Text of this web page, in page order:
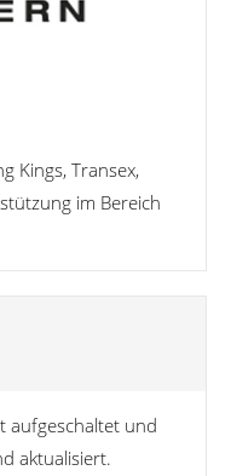
Kings, Transex,
im Bereich
aufgeschaltet und
aktualisiert.